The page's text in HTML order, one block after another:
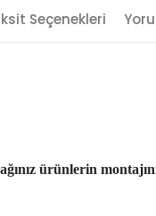
Seçenekleri
ürünlerin